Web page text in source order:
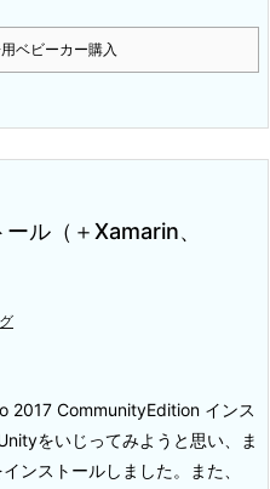
ベビーカー購入
ル（＋Xamarin、
2017 CommunityEdition インス
をいじってみようと思い、ま
ンストールしました。
また、